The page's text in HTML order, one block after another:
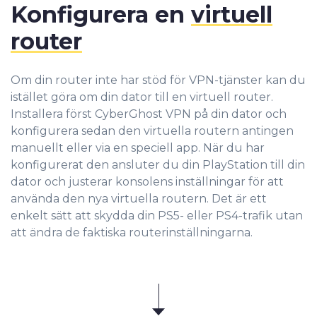
Konfigurera en virtuell
router
Om din router inte har stöd för VPN-tjänster kan du
istället göra om din dator till en virtuell router.
Installera först CyberGhost VPN på din dator och
konfigurera sedan den virtuella routern antingen
manuellt eller via en speciell app. När du har
konfigurerat den ansluter du din PlayStation till din
dator och justerar konsolens inställningar för att
använda den nya virtuella routern. Det är ett
enkelt sätt att skydda din PS5- eller PS4-trafik utan
att ändra de faktiska routerinställningarna.